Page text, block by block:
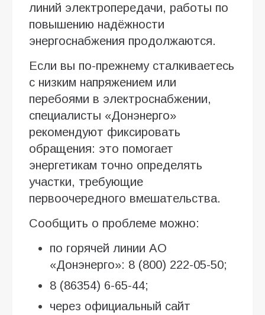
линий электропередачи, работы по
повышению надёжности
энергоснабжения продолжаются.
Если вы по-прежнему сталкиваетесь
с низким напряжением или
перебоями в электроснабжении,
специалисты «Донэнерго»
рекомендуют фиксировать
обращения: это помогает
энергетикам точно определять
участки, требующие
первоочередного вмешательства.
Сообщить о проблеме можно:
по горячей линии АО
«Донэнерго»: 8 (800) 222-05-50;
8 (86354) 6-65-44;
через официальный сайт